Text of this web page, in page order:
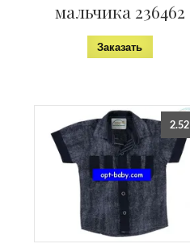
мальчика 236462
Заказать
2.52